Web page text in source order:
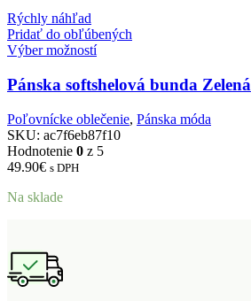
Rýchly náhľad
Pridať do obľúbených
Výber možností
Pánska softshelová bunda Zelená
Poľovnícke oblečenie, Pánska móda
SKU: ac7f6eb87f10
Hodnotenie 0 z 5
49.90€ s DPH
Na sklade